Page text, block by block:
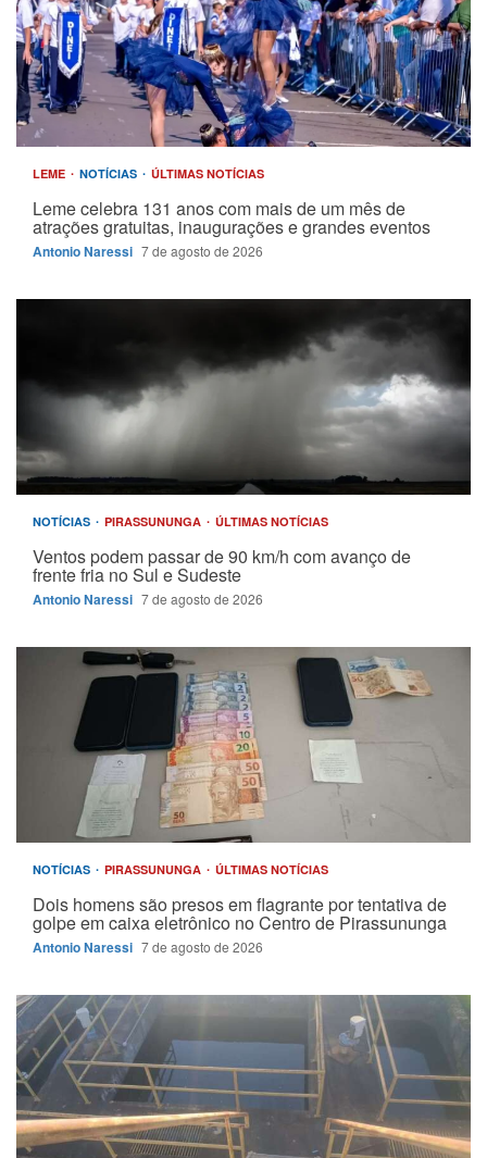
LEME NOTÍCIAS ÚLTIMAS NOTÍCIAS
Leme celebra 131 anos com mais de um mês de
atrações gratuitas, inaugurações e grandes eventos
Antonio Naressi 7 de agosto de 2026
NOTÍCIAS PIRASSUNUNGA ÚLTIMAS NOTÍCIAS
Ventos podem passar de 90 km/h com avanço de
frente fria no Sul e Sudeste
Antonio Naressi 7 de agosto de 2026
NOTÍCIAS PIRASSUNUNGA ÚLTIMAS NOTÍCIAS
Dois homens são presos em flagrante por tentativa de
golpe em caixa eletrônico no Centro de Pirassununga
Antonio Naressi 7 de agosto de 2026